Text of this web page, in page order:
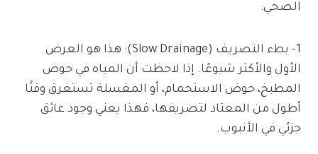
الصحي:
1- بطء التصريف (Slow Drainage): هذا هو العرض
الأول والأكثر شيوعًا. إذا لاحظت أن المياه في حوض
المطبخ، حوض الاستحمام، أو المغسلة تستغرق وقتًا
أطول من المعتاد لتصريفها، فهذا يعني وجود عائق
جزئي في الأنبوب.